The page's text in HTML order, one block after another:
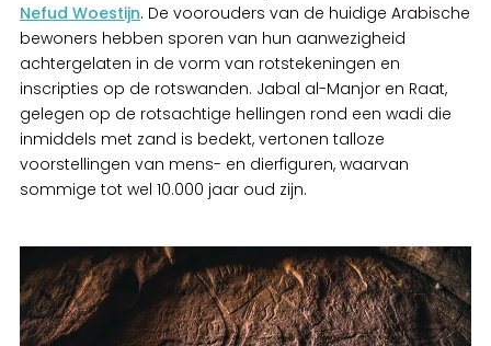
Nefud Woestijn. De voorouders van de huidige Arabische
bewoners hebben sporen van hun aanwezigheid
achtergelaten in de vorm van rotstekeningen en
inscripties op de rotswanden. Jabal al-Manjor en Raat,
gelegen op de rotsachtige hellingen rond een wadi die
inmiddels met zand is bedekt, vertonen talloze
voorstellingen van mens- en dierfiguren, waarvan
sommige tot wel 10.000 jaar oud zijn.